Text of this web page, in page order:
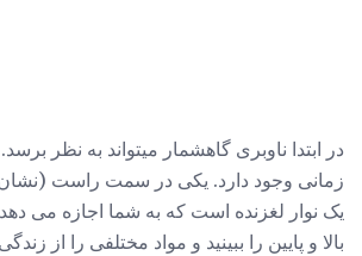
در ابتدا ناوبری گاهشمار میتواند به نظر
زمانی وجود دارد. یکی در سمت راست (نشان
یک نوار لغزنده است که به شما اجازه می دهد
بالا و پایین را ببینید و مواد مختلفی را از